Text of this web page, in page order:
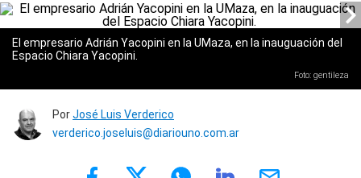
El empresario Adrián Yacopini en la UMaza, en la inauguación del
Espacio Chiara Yacopini.
Foto: gentileza
PorJosé Luis Verderico
verderico.joseluis@diariouno.com.ar